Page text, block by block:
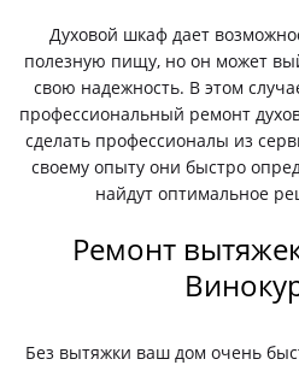
Духовой шкаф дает
полезную пищу, но он может
свою надежность. В этом
профессиональный ремонт
сделать профессионалы из
своему опыту они быстро
найдут оптимальное
Ремонт
Без вытяжки ваш дом очень